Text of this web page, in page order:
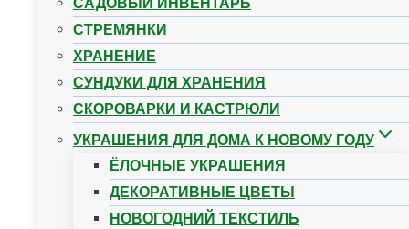
САДОВЫЙ ИНВЕНТАРЬ
СТРЕМЯНКИ
ХРАНЕНИЕ
СУНДУКИ ДЛЯ ХРАНЕНИЯ
CКОРОВАРКИ И КАСТРЮЛИ
УКРАШЕНИЯ ДЛЯ ДОМА К НОВОМУ ГОДУ
ЁЛОЧНЫЕ УКРАШЕНИЯ
ДЕКОРАТИВНЫЕ ЦВЕТЫ
НОВОГОДНИЙ ТЕКСТИЛЬ